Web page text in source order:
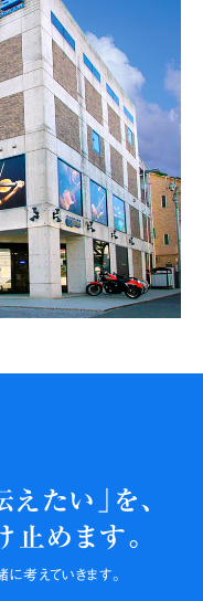
たい」を、
止めます。
に考えていきます。